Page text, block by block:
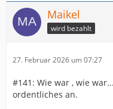
Maikel
wird bezahlt
27. Februar 2026 um 07:27
#141: Wie war , wie
ordentliches an.